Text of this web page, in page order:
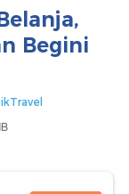
Begini